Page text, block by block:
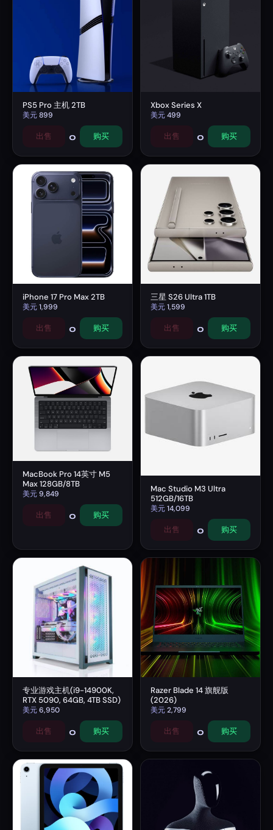
PS5 Pro 主机 2TB
美元899
出售 0 购买
Xbox Series X
美元499
出售 0 购买
iPhone 17 Pro Max 2TB
美元1,999
出售 0 购买
三星 S26 Ultra 1TB
美元1,599
出售 0 购买
MacBook Pro 14英寸 M5
Max 128GB/8TB
美元9,849
出售 0 购买
Mac Studio M3 Ultra
512GB/16TB
美元14,099
出售 0 购买
专业游戏主机(i9-14900K,
RTX 5090, 64GB, 4TB SSD)
美元6,950
出售 0 购买
Razer Blade 14 旗舰版
(2026)
美元2,799
出售 0 购买